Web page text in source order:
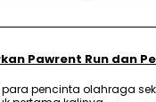
Pawrent Run dan
pencinta olahraga